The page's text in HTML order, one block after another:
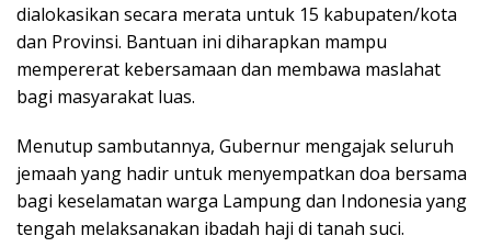
dialokasikan secara merata untuk 15 kabupaten/kota
dan Provinsi. Bantuan ini diharapkan mampu
mempererat kebersamaan dan membawa maslahat
bagi masyarakat luas.
​Menutup sambutannya, Gubernur mengajak seluruh
jemaah yang hadir untuk menyempatkan doa bersama
bagi keselamatan warga Lampung dan Indonesia yang
tengah melaksanakan ibadah haji di tanah suci.